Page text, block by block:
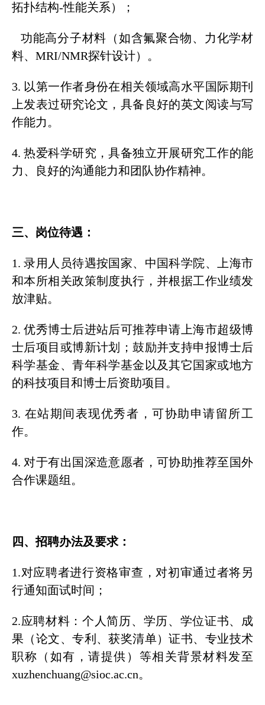
拓扑结构-性能关系）；
功能高分子材料（如含氟聚合物、力化学材
料、MRI/NMR探针设计）。
3. 以第一作者身份在相关领域高水平国际期刊
上发表过研究论文，具备良好的英文阅读与写
作能力。
4. 热爱科学研究，具备独立开展研究工作的能
力、良好的沟通能力和团队协作精神。
三、岗位待遇：
1. 录用人员待遇按国家、中国科学院、上海市
和本所相关政策制度执行，并根据工作业绩发
放津贴。
2. 优秀博士后进站后可推荐申请上海市超级博
士后项目或博新计划；鼓励并支持申报博士后
科学基金、青年科学基金以及其它国家或地方
的科技项目和博士后资助项目。
3. 在站期间表现优秀者，可协助申请留所工
作。
4. 对于有出国深造意愿者，可协助推荐至国外
合作课题组。
四、招聘办法及要求：
1.对应聘者进行资格审查，对初审通过者将另
行通知面试时间；
2.应聘材料：个人简历、学历、学位证书、成
果（论文、专利、获奖清单）证书、专业技术
职称（如有，请提供）等相关背景材料发至
xuzhenchuang@sioc.ac.cn。